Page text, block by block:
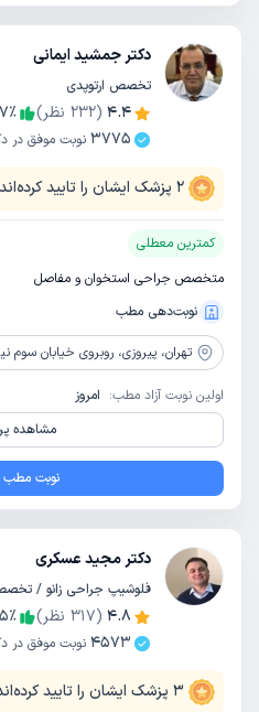
دکتر جمشید ایمانی
تخصص ارتوپدی
4.4
(
232 نظر) ٪
3775 نوبت موفق در
2 پزشک ایشان را تایید
کمترین معطلی
متخصص جراحی استخوان و مفاصل
نوبت‌دهی مطب
تهران، پیروزی، روبروی خیابان سوم نیروی هوایی،
اولین نوبت آزاد مطب: امروز
مشاهده
نوبت مطب
دکتر مجید عسکری
فلوشیپ جراحی زانو /
4.8
(
317 نظر) ٪
4573 نوبت موفق در
3 پزشک ایشان را تایید